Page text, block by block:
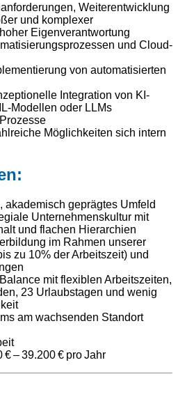
Weiterentwicklung
und komplexer
Eigenverantwortung
und Cloud-
von automatisierten
Integration von KI-
Modellen oder LLMs
Möglichkeiten sich intern
akademisch geprägtes Umfeld
Unternehmenskultur mit
und flachen Hierarchien
im Rahmen unserer
zu 10% der Arbeitszeit) und
mit flexiblen Arbeitszeiten,
23 Urlaubstagen und wenig
am wachsenden Standort
– 39.200 € pro Jahr